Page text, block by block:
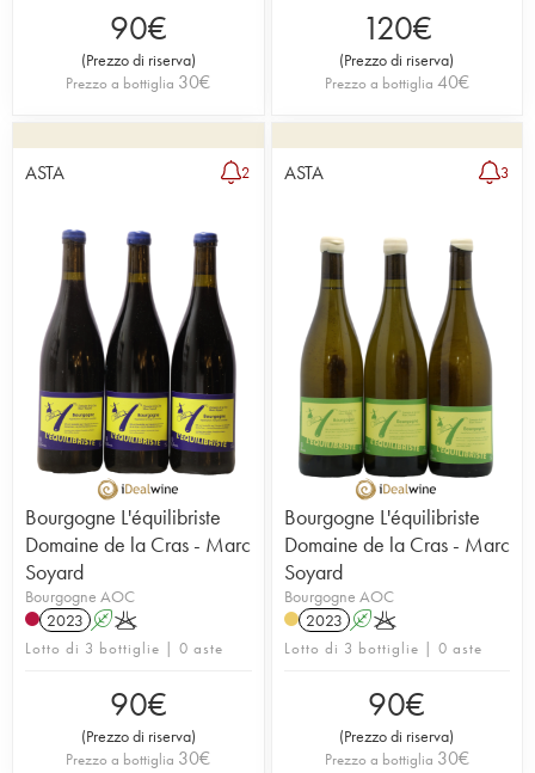
90€
(Prezzo di riserva)
Prezzo a bottiglia 30€
120€
(Prezzo di riserva)
Prezzo a bottiglia 40€
ASTA 2
Bourgogne L'équilibriste
Domaine de la Cras - Marc
Soyard
Bourgogne AOC
2023 AK
Lotto di 3 bottiglie | 0 aste
90€
(Prezzo di riserva)
Prezzo a bottiglia 30€
ASTA 3
Bourgogne L'équilibriste
Domaine de la Cras - Marc
Soyard
Bourgogne AOC
2023 AK
Lotto di 3 bottiglie | 0 aste
90€
(Prezzo di riserva)
Prezzo a bottiglia 30€